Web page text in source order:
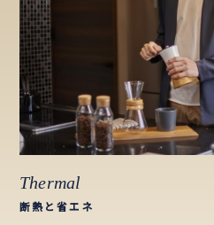
Thermal
断熱と省エネ